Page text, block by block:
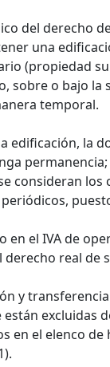
del derecho
una
(propiedad
sobre o bajo la
temporal.
edificación, la
consideran los
en el IVA de
derecho real de
y
excluidas
en el elenco de